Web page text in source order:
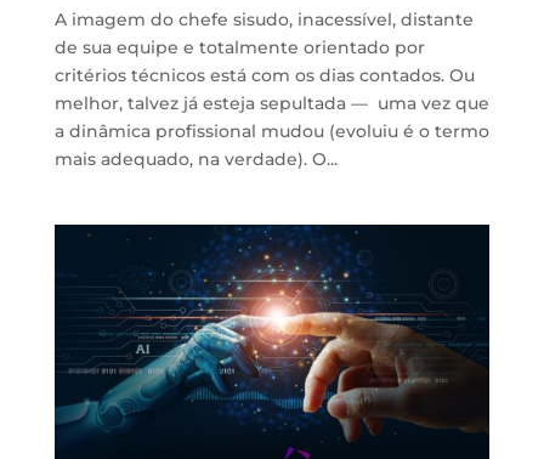
A imagem do chefe sisudo, inacessível, distante
de sua equipe e totalmente orientado por
critérios técnicos está com os dias contados. Ou
melhor, talvez já esteja sepultada — uma vez que
a dinâmica profissional mudou (evoluiu é o termo
mais adequado, na verdade). O...